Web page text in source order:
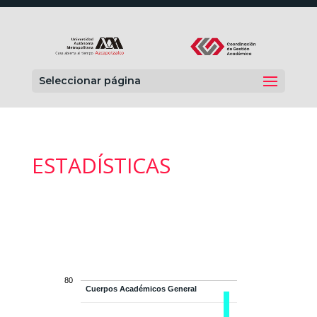
Seleccionar página
ESTADÍSTICAS
Cuerpos Académicos General
Cuerpos Académicos General
80